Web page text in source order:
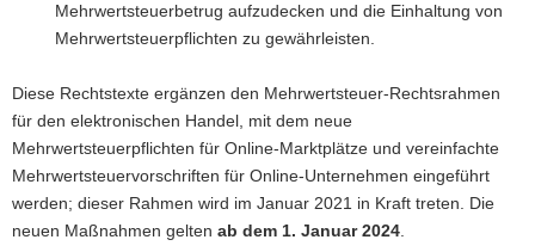
Mehrwertsteuerbetrug aufzudecken und die Einhaltung von
Mehrwertsteuerpflichten zu gewährleisten.
Diese Rechtstexte ergänzen den Mehrwertsteuer-Rechtsrahmen
für den elektronischen Handel, mit dem neue
Mehrwertsteuerpflichten für Online-Marktplätze und vereinfachte
Mehrwertsteuervorschriften für Online-Unternehmen eingeführt
werden; dieser Rahmen wird im Januar 2021 in Kraft treten. Die
neuen Maßnahmen gelten ab dem 1. Januar 2024